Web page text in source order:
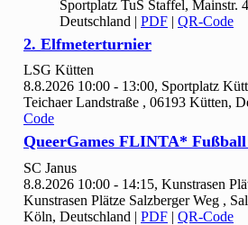
Sportplatz TuS Staffel, Mainstr.
Deutschland | PDF | QR-Code
2. Elfmeterturnier
LSG Kütten
8.8.2026 10:00 - 13:00, Sportplatz
Teichaer Landstraße , 06193 Kütten,
Code
QueerGames FLINTA* Fußball
SC Janus
8.8.2026 10:00 - 14:15, Kunstrasen
Kunstrasen Plätze Salzberger Weg ,
Köln, Deutschland | PDF | QR-Code